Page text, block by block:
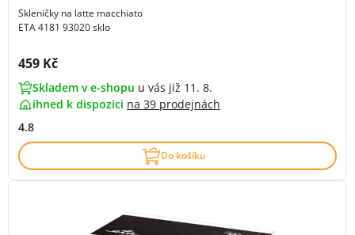
Skleničky na latte macchiato
ETA 4181 93020 sklo
Cena s DPH:
459 Kč
Skladem v e-shopu u vás již 11. 8.
ihned k dispozici na 39 prodejnách
4.8
Do košíku